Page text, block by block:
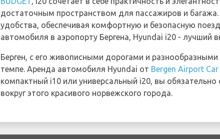
достаточным пространством для пассажиров и
удобства, обеспечивая комфортную и безопасную
автомобиля в аэропорту Бергена, Hyundai i20 - лучший
Берген, с его живописными дорогами и
темпе. Аренда автомобиля Hyundai от Bergen Airport
компактный i10 или универсальный i20, вы
вокруг этого красивого норвежского города.